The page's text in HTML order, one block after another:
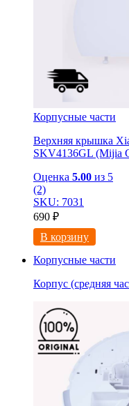
Корпусные части
Верхняя крышка
SKV4136GL (Mijia
Оценка 5.00 из 5
(2)
SKU: 7031
690 ₽
В корзину
Корпусные части
Корпус (средняя